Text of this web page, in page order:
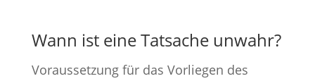
Wann ist eine Tatsache unwahr?
Voraussetzung für das Vorliegen des